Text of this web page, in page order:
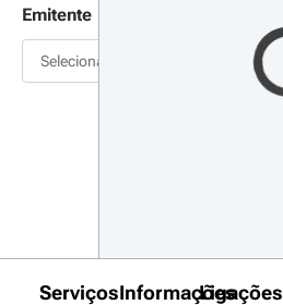
Emitente
Selecionar
ServiçosInformaçõesLigações